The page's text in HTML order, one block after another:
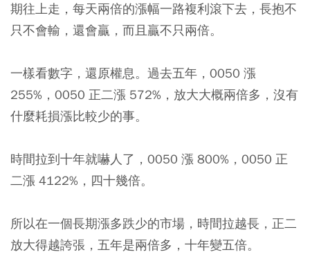
期往上走，每天兩倍的漲幅一路複利滾下去，長抱不
只不會輸，還會贏，而且贏不只兩倍。
一樣看數字，還原權息。過去五年，0050 漲
255%，0050 正二漲 572%，放大大概兩倍多，沒有
什麼耗損漲比較少的事。
時間拉到十年就嚇人了，0050 漲 800%，0050 正
二漲 4122%，四十幾倍。
所以在一個長期漲多跌少的市場，時間拉越長，正二
放大得越誇張，五年是兩倍多，十年變五倍。